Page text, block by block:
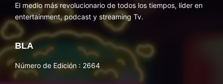
El medio más revolucionario de todos los tiempos, líder en
entertainment, podcast y streaming Tv.
BLA
Número de Edición : 2664